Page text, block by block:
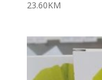
23.60KM